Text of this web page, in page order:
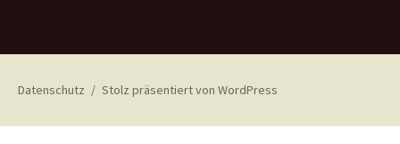
Datenschutz Stolz präsentiert von WordPress